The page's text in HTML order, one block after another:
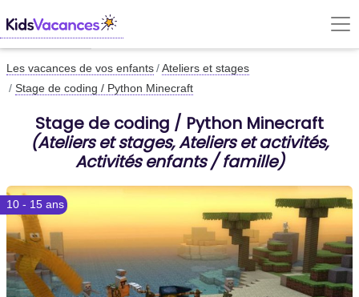
Les vacances de vos enfants
Ateliers et stages
Stage de coding / Python Minecraft
Stage de coding / Python Minecraft
(Ateliers et stages, Ateliers et activités,
Activités enfants / famille)
10 - 15 ans